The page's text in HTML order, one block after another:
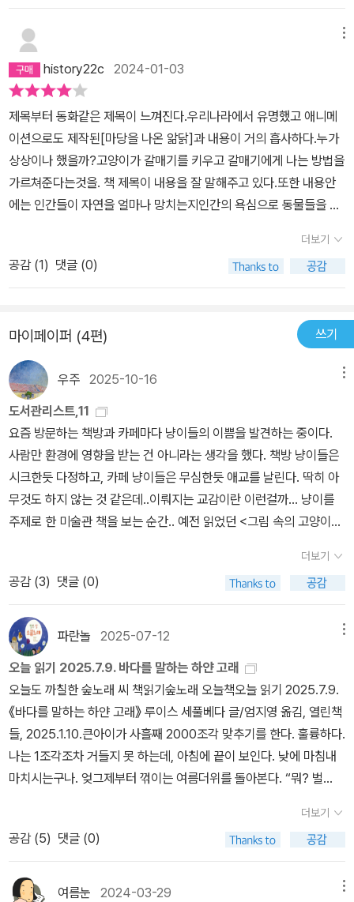
된 바닷물 때문에 죽음을 맞게 된 갈매기가 우연히 만난 고양이에게
알을 보호하고, 새끼가 태어나면 나는 법을 가르쳐달라는 부탁을 하
고 결국 죽는다. 이 상황으로부터 갈매기와의 약속을 지키기 위한 고
양이의 여정이 펼쳐지고, 독자들은 그 여정을 통해 해맑은 서정성과
인간과 자연, 인간과 인간 사이의 관계의 회복이란 우리 시대의 화두
와 만나게 된다.” 우연을 통해서 고양이와 갈매기가 어떤 사정으로
어머니가 되고 자식이 되는지, 모이고 다투고 합심하며 갈매기를 키
워내는 과정과 품을 떠나 하늘로 날아오르기까지 인상적으로 내용을
꾸미고 있다. “우화라는 형식과 간결한 문체, 진지한 주제의식과 유
머가 절묘하게 통일”되었다는 평가에 전적으로 동의하게 되고, “전체
적으로 감동, 긴장, 교훈이 적절하게 섞여 있으며, 성인과 어린이 모두
읽어볼 가치가 있는 훌륭한 이야기”라는 말에도 고개가 절로 끄덕여
history22c 2024-01-03
제목부터 동화같은 제목이 느껴진다.우리나라에서 유명했고 애니메
이션으로도 제작된[마당을 나온 앎닭]과 내용이 거의 흡사하다.누가
상상이나 했을까?고양이가 갈매기를 키우고 갈매기에게 나는 방법을
가르쳐준다는것을. 책 제목이 내용을 잘 말해주고 있다.또한 내용안
에는 인간들이 자연을 얼마나 망치는지인간의 욕심으로 동물들을 사
더보기
공감 (1) 댓글 (0)
마이페이퍼 (4편) 쓰기
우주 2025-10-16
도서관리스트,11
요즘 방문하는 책방과 카페마다 냥이들의 이쁨을 발견하는 중이다.
사람만 환경에 영향을 받는 건 아니라는 생각을 했다. 책방 냥이들은
시크한듯 다정하고, 카페 냥이들은 무심한듯 애교를 날린다. 딱히 아
무것도 하지 않는 것 같은데..이뤄지는 교감이란 이런걸까... 냥이를
주제로 한 미술관 책을 보는 순간.. 예전 읽었던 <그림 속의 고양이>
이 은근(?) 책 제목으로 많이 등장하고 있었다는 사실을... 고양이
(만)을 주제로 한 책도 읽었던 기억도 난다. 아무것도 하지 않는 것 같
지만, 아무것도 하지 않는 것이 아니었다. 눈에보이지 않는 교감...10
월 희망도서는 고민없이 냥이미술관으로 결정^^
더보기
공감 (3) 댓글 (0)
파란놀 2025-07-12
오늘 읽기 2025.7.9. 바다를 말하는 하얀 고래
오늘도 까칠한 숲노래 씨 책읽기숲노래 오늘책오늘 읽기 2025.7.9.
《바다를 말하는 하얀 고래》 루이스 세풀베다 글/엄지영 옮김, 열린책
들, 2025.1.10.큰아이가 사흘째 2000조각 맞추기를 한다. 훌륭하다.
나는 1조각조차 거들지 못 하는데, 아침에 끝이 보인다. 낮에 마침내
마치시는구나. 엊그제부터 꺾이는 여름더위를 돌아본다. “뭐? 벌
(소서)하고 큰볕(대서) 사이에 여름이 조금씩 내려선다. 겨울에도 이
얼개는 같다. 어제그제는 밤에 29℃여도 땀이 안 흘렀고, 낮에 31℃
여도 땀방울이 안 맺히더라. 낮밥을 차리고서 살짝 쉰 다음 뒤꼍과 고
샅에 돋은 풀을 조금 벤다. 낫으로 풀을 베면 풀내음이 그윽하다. 저녁
더보기
공감 (5) 댓글 (0)
여름눈 2024-03-29